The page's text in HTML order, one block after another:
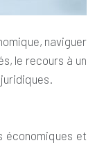
naviguer
le recours à un
économiques et